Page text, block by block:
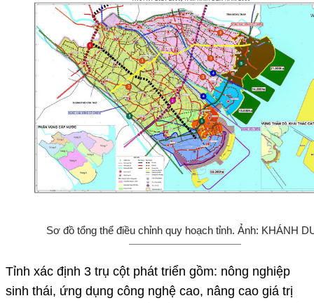
Sơ đồ tổng thể điều chỉnh quy hoạch tỉnh. Ảnh: KHÁNH
Tỉnh xác định 3 trụ cột phát triển gồm: nông nghiệp
sinh thái, ứng dụng công nghệ cao, nâng cao giá trị